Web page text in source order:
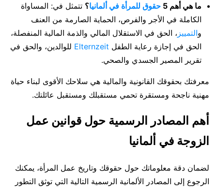
ما هي أهم 5
حقوق للمرأة في ألمانيا؟ تتمثل في: المساواة
الكاملة في الأجر والفرص، الحماية الصارمة من العنف
والتمييز ، الحق في الاستقلال المالي والذمة المالية المنفصلة،
الحق في إجازة رعاية الطفل Elternzeit للوالدين، والحق في
تقرير المصير الجسدي والصحي.
معرفتك بحقوقك القانونية والمالية هي سلاحك الأقوى لبناء حياة
مهنية ناجحة ومستقرة تحمي مستقبلك ومستقبل عائلتك.
أهم المصادر الرسمية حول قوانين عمل
الزوجة في ألمانيا
لضمان دقة معلوماتك حول حقوقك وتاريخ عمل المرأة، يمكنك
الرجوع إلى المصادر الألمانية الرسمية التالية التي توثق التطور